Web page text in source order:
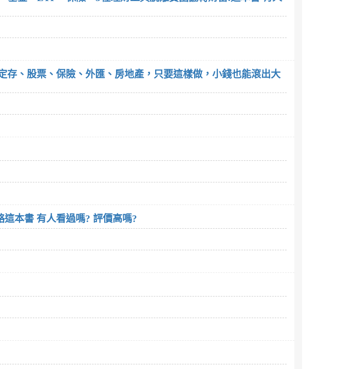
、股票、保險、外匯、房地產，只要這樣做，小錢也能滾出大
林彥宏寫的錢進日本：達人帶路，東京房地產完全攻略這本書 有人看過嗎? 評價高嗎?